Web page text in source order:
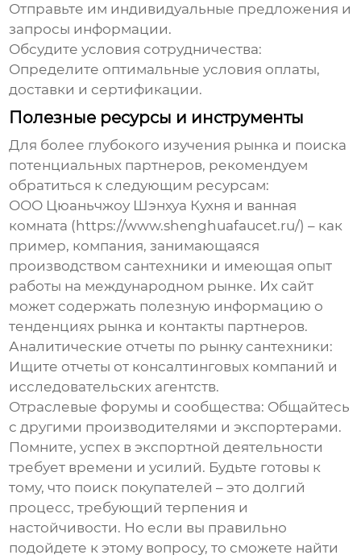
Отправьте им индивидуальные предложения и
запросы информации.
Обсудите условия сотрудничества:
Определите оптимальные условия оплаты,
доставки и сертификации.
Полезные ресурсы и инструменты
Для более глубокого изучения рынка и поиска
потенциальных партнеров, рекомендуем
обратиться к следующим ресурсам:
ООО Цюаньчжоу Шэнхуа Кухня и ванная
комната (https://www.shenghuafaucet.ru/) – как
пример, компания, занимающаяся
производством сантехники и имеющая опыт
работы на международном рынке. Их сайт
может содержать полезную информацию о
тенденциях рынка и контакты партнеров.
Аналитические отчеты по рынку сантехники:
Ищите отчеты от консалтинговых компаний и
исследовательских агентств.
Отраслевые форумы и сообщества: Общайтесь
с другими производителями и экспортерами.
Помните, успех в экспортной деятельности
требует времени и усилий. Будьте готовы к
тому, что поиск покупателей – это долгий
процесс, требующий терпения и
настойчивости. Но если вы правильно
подойдете к этому вопросу, то сможете найти